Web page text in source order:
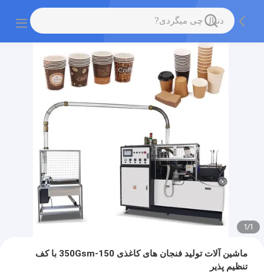
1
/
1
ماشین آلات تولید فنجان های کاغذی 150-350Gsm با کف
تنظیم پذیر